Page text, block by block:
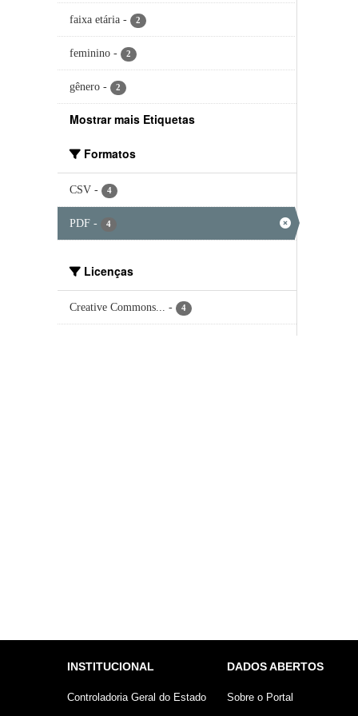
faixa etária - 2
feminino - 2
gênero - 2
Mostrar mais Etiquetas
Formatos
CSV - 4
PDF - 4
Licenças
Creative Commons... - 4
INSTITUCIONAL
Controladoria Geral do Estado
DADOS ABERTOS
Sobre o Portal